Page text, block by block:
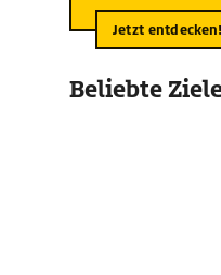
Jetzt entdecken!
Beliebte